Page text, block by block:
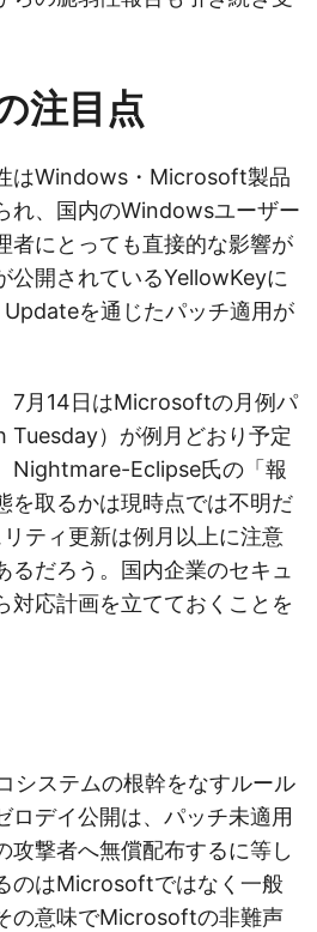
注目点
はWindows・Microsoft製品
れ、国内のWindowsユーザー
者にとっても直接的な影響が
公開されているYellowKeyに
を通じたパッチ適用が
7月14日はMicrosoftの月例パ
Tuesday）が例月どおり予定
Nightmare-Eclipse氏の「報
を取るかは現時点では不明だ
ティ更新は例月以上に注意
るだろう。国内企業のセキュ
対応計画を立てておくことを
システムの根幹をなすルール
ロデイ公開は、パッチ未適用
攻撃者へ無償配布するに等し
のはMicrosoftではなく一般
の意味でMicrosoftの非難声